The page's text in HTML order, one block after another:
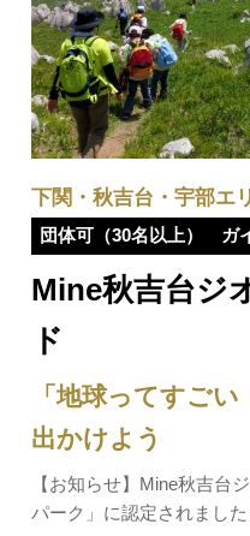
Mine秋吉台ジ
ド
「地球ってすご
出かけよう
【お知らせ】Mine秋吉台
パーク」に認定されまし
下関・秋吉台・宇部エ
団体可（30名以上）
ガ